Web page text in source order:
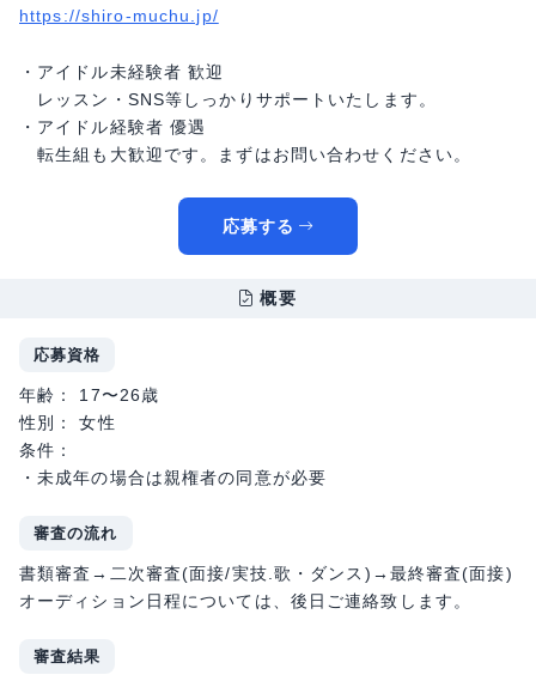
https://shiro-muchu.jp/
・アイドル未経験者 歓迎
レッスン・SNS等しっかりサポートいたします。
・アイドル経験者 優遇
転生組も大歓迎です。まずはお問い合わせください。
応募する
概要
応募資格
年齢： 17〜26歳
性別： 女性
条件：
・未成年の場合は親権者の同意が必要
審査の流れ
書類審査→二次審査(面接/実技.歌・ダンス)→最終審査(面接)
オーディション日程については、後日ご連絡致します。
審査結果